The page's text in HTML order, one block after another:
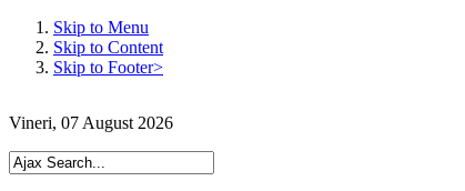
Skip to Menu
Skip to Content
Skip to Footer>
Vineri, 07 August 2026